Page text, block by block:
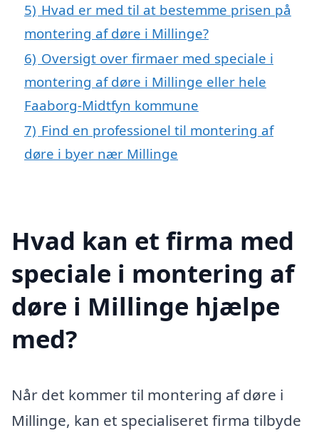
5) Hvad er med til at bestemme prisen på
montering af døre i Millinge?
6) Oversigt over firmaer med speciale i
montering af døre i Millinge eller hele
Faaborg-Midtfyn kommune
7) Find en professionel til montering af
døre i byer nær Millinge
Hvad kan et firma med
speciale i montering af
døre i Millinge hjælpe
med?
Når det kommer til montering af døre i
Millinge, kan et specialiseret firma tilbyde